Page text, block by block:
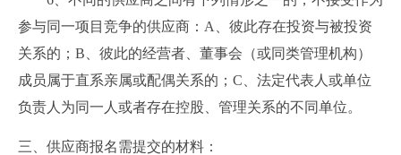
参与同一项目竞争的供应商：A、彼此存在投资与被投资
关系的；B、彼此的经营者、董事会（或同类管理机构）
成员属于直系亲属或配偶关系的；C、法定代表人或单位
负责人为同一人或者存在控股、管理关系的不同单位。
三、 供应商报名需提交的材料：